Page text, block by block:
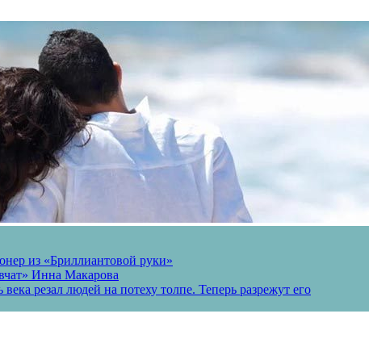
из «Бриллиантовой руки»
Инна Макарова
резал людей на потеху толпе. Теперь разрежут его